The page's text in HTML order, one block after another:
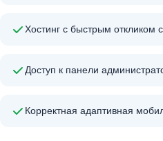
Хостинг с быстрым откликом
Доступ к панели
Корректная адаптивная